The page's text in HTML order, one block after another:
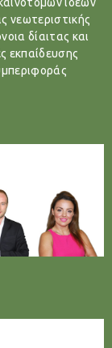
ιδεών
νεωτεριστικής
δίαιτας και
εκπαίδευσης